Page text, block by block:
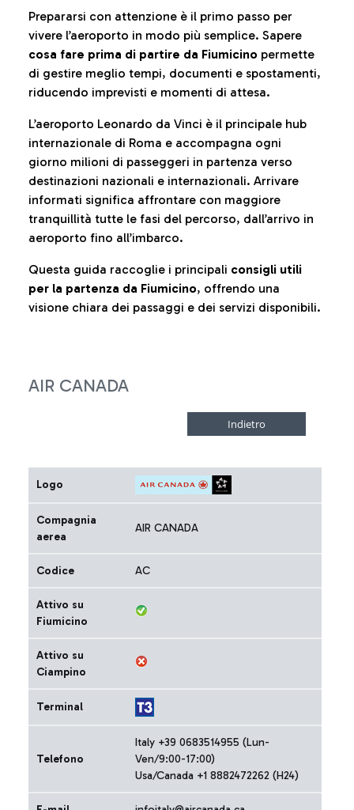
Prepararsi con attenzione è il primo passo per
vivere l’aeroporto in modo più semplice. Sapere
cosa fare prima di partire da Fiumicino permette
di gestire meglio tempi, documenti e spostamenti,
riducendo imprevisti e momenti di attesa.
L’aeroporto Leonardo da Vinci è il principale hub
internazionale di Roma e accompagna ogni
giorno milioni di passeggeri in partenza verso
destinazioni nazionali e internazionali. Arrivare
informati significa affrontare con maggiore
tranquillità tutte le fasi del percorso, dall’arrivo in
aeroporto fino all’imbarco.
Questa guida raccoglie i principali consigli utili
per la partenza da Fiumicino, offrendo una
visione chiara dei passaggi e dei servizi disponibili.
AIR CANADA
Logo
Compagnia
aerea
AIR CANADA
Codice AC
Attivo su
Fiumicino
Attivo su
Ciampino
Terminal
Telefono
Italy +39 0683514955 (Lun-
Ven/9:00-17:00)
Usa/Canada +1 8882472262 (H24)